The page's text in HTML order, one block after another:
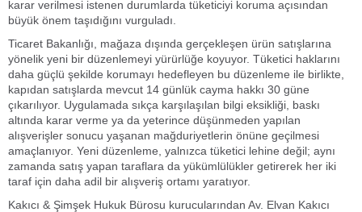
karar verilmesi istenen durumlarda tüketiciyi koruma açısından
büyük önem taşıdığını vurguladı.
Ticaret Bakanlığı, mağaza dışında gerçekleşen ürün satışlarına
yönelik yeni bir düzenlemeyi yürürlüğe koyuyor. Tüketici haklarını
daha güçlü şekilde korumayı hedefleyen bu düzenleme ile birlikte,
kapıdan satışlarda mevcut 14 günlük cayma hakkı 30 güne
çıkarılıyor. Uygulamada sıkça karşılaşılan bilgi eksikliği, baskı
altında karar verme ya da yeterince düşünmeden yapılan
alışverişler sonucu yaşanan mağduriyetlerin önüne geçilmesi
amaçlanıyor. Yeni düzenleme, yalnızca tüketici lehine değil; aynı
zamanda satış yapan taraflara da yükümlülükler getirerek her iki
taraf için daha adil bir alışveriş ortamı yaratıyor.
Kakıcı & Şimşek Hukuk Bürosu kurucularından Av. Elvan Kakıcı